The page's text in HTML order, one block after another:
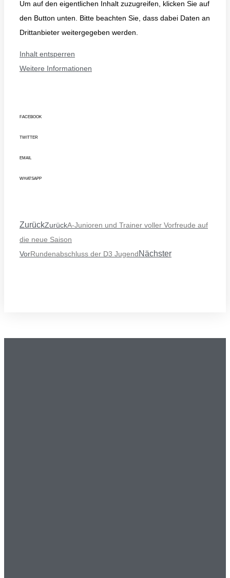
Um auf den eigentlichen Inhalt zuzugreifen, klicken Sie auf
den Button unten. Bitte beachten Sie, dass dabei Daten an
Drittanbieter weitergegeben werden.
Inhalt entsperren
Weitere Informationen
FACEBOOK
TWITTER
EMAIL
WHATSAPP
ZurückZurückA-Junioren und Trainer voller Vorfreude auf
die neue Saison
VorRundenabschluss der D3 JugendNächster